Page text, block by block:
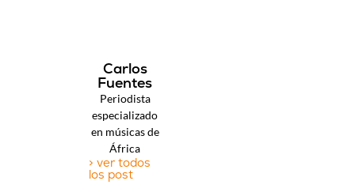
Carlos
Fuentes
Periodista
especializado
en músicas de
África
> ver todos
los post